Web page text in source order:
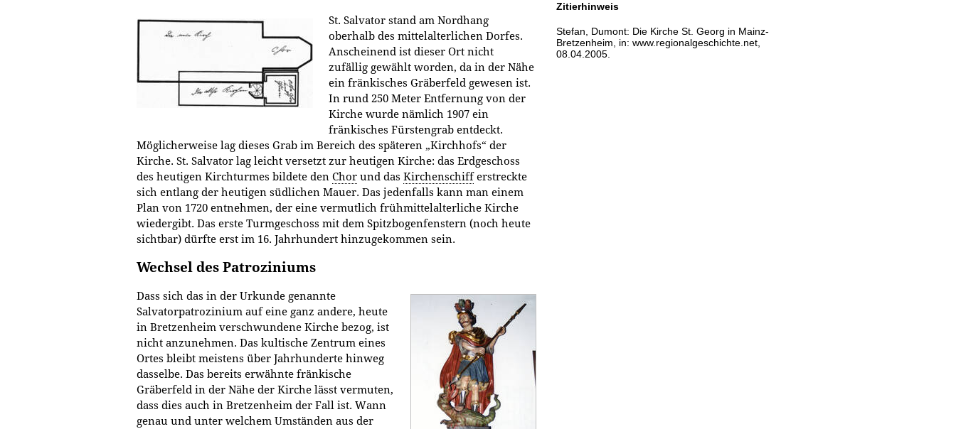
St. Salvator stand am Nordhang
oberhalb des mittelalterlichen Dorfes.
Anscheinend ist dieser Ort nicht
zufällig gewählt worden, da in der Nähe
ein fränkisches Gräberfeld gewesen ist.
In rund 250 Meter Entfernung von der
Kirche wurde nämlich 1907 ein
fränkisches Fürstengrab entdeckt.
Möglicherweise lag dieses Grab im Bereich des späteren „Kirchhofs“ der
Kirche. St. Salvator lag leicht versetzt zur heutigen Kirche: das Erdgeschoss
des heutigen Kirchturmes bildete den Chor und das Kirchenschifferstreckte
sich entlang der heutigen südlichen Mauer. Das jedenfalls kann man einem
Plan von 1720 entnehmen, der eine vermutlich frühmittelalterliche Kirche
wiedergibt. Das erste Turmgeschoss mit dem Spitzbogenfenstern (noch heute
sichtbar) dürfte erst im 16. Jahrhundert hinzugekommen sein.
Wechsel des Patroziniums
Dass sich das in der Urkunde genannte
Salvatorpatrozinium auf eine ganz andere, heute
in Bretzenheim verschwundene Kirche bezog, ist
nicht anzunehmen. Das kultische Zentrum eines
Ortes bleibt meistens über Jahrhunderte hinweg
dasselbe. Das bereits erwähnte fränkische
Gräberfeld in der Nähe der Kirche lässt vermuten,
dass dies auch in Bretzenheim der Fall ist. Wann
genau und unter welchem Umständen aus der
Zitierhinweis
Stefan, Dumont: Die Kirche St. Georg in Mainz-
Bretzenheim, in: www.regionalgeschichte.net,
08.04.2005.